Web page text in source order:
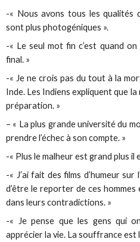
-« Nous avons tous les
sont plus photogéniques ».
-« Le seul mot fin c’est quand
final. »
-« Je ne crois pas du tout à la
Inde. Les Indiens expliquent que
préparation. »
– « La plus grande université du
prendre l’échec à son compte. »
-« Plus le malheur est grand plus il
-« J’ai fait des films d’humeur sur
d’être le reporter de ces
dans leurs contradictions. »
-« Je pense que les gens qui
apprécier la vie. La souffrance est